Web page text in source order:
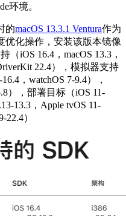
环境。
的macOS 13.3.1 Ventura作为
优化操作，安装该版本镜像
（iOS 16.4，macOS 13.3，
22.4），模拟器支持
，watchOS 7-9.4），
），部署目标（iOS 11-
13.3，Apple tvOS 11-
22.4）